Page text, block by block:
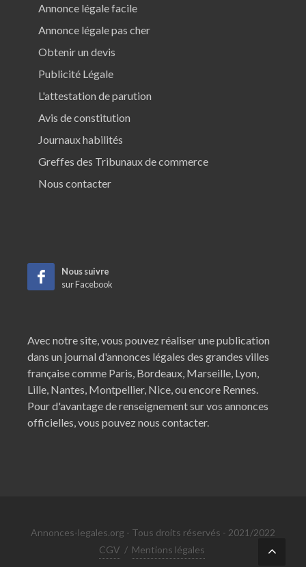
Annonce légale facile
Annonce légale pas cher
Obtenir un devis
Publicité Légale
L'attestation de parution
Avis de constitution
Journaux habilités
Greffes des Tribunaux de commerce
Nous contacter
Nous suivre
sur Facebook
Avec notre site, vous pouvez réaliser une publication
dans un journal d'annonces légales des grandes villes
française comme Paris Bordeaux Marseille Lyon
Lille Nantes Montpellier, Nice , ou encore Rennes
Pour d'avantage de renseignement sur vos annonces
officielles, vous pouvez nous contacter.
Annonces-legales.org - Tous droits réservés - 2021/2022
CGV / Mentions légales